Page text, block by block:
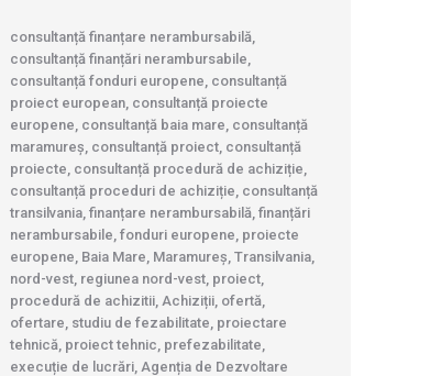
consultanță finanțare nerambursabilă,
consultanță finanțări nerambursabile,
consultanță fonduri europene, consultanță
proiect european, consultanță proiecte
europene, consultanță baia mare, consultanță
maramureș, consultanță proiect, consultanță
proiecte, consultanță procedură de achiziție,
consultanță proceduri de achiziție, consultanță
transilvania, finanțare nerambursabilă, finanțări
nerambursabile, fonduri europene, proiecte
europene, Baia Mare, Maramureș, Transilvania,
nord-vest, regiunea nord-vest, proiect,
procedură de achizitii, Achiziții, ofertă,
ofertare, studiu de fezabilitate, proiectare
tehnică, proiect tehnic, prefezabilitate,
execuție de lucrări, Agenția de Dezvoltare